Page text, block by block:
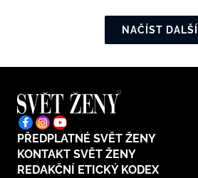
NAČÍST DALŠÍ
PŘEDPLATNÉ SVĚT ŽENY
KONTAKT SVĚT ŽENY
REDAKČNÍ ETICKÝ KODEX